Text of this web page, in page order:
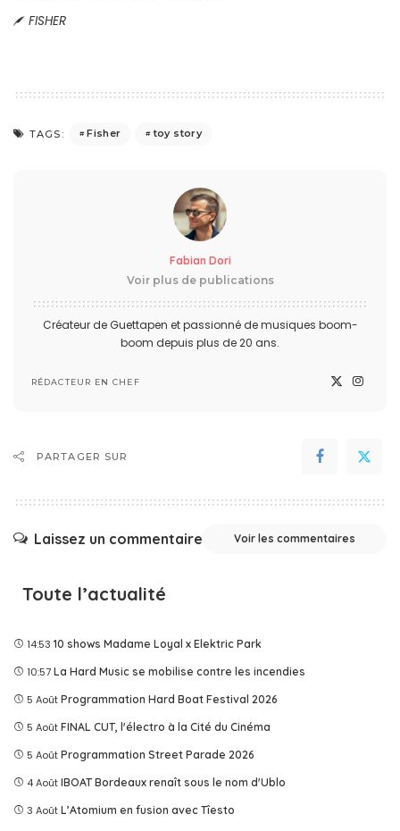
FISHER
TAGS: Fisher toy story
Fabian Dori
Voir plus de publications
Créateur de Guettapen et passionné de musiques boom-
boom depuis plus de 20 ans.
RÉDACTEUR EN CHEF
PARTAGER SUR
Laissez un commentaire Voir les commentaires
Toute l’actualité
14:53 10 shows Madame Loyal x Elektric Park
10:57 La Hard Music se mobilise contre les incendies
5 Août Programmation Hard Boat Festival 2026
5 Août FINAL CUT, l'électro à la Cité du Cinéma
5 Août Programmation Street Parade 2026
4 Août IBOAT Bordeaux renaît sous le nom d'Ublo
3 Août L’Atomium en fusion avec Tîesto